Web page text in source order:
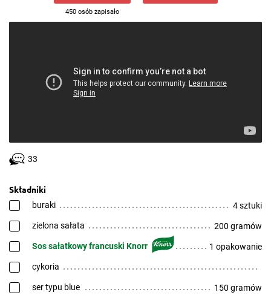
450 osób zapisało
33
Składniki
buraki 4 sztuki
zielona sałata 200 gramów
Sos sałatkowy francuski Knorr 1 opakowanie
cykoria
ser typu blue 150 gramów